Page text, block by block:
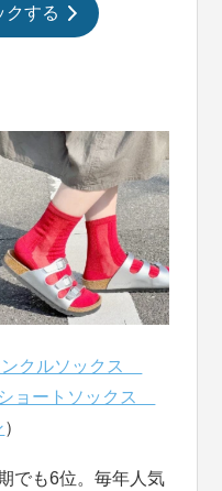
クする
クルソックス
ョートソックス
）
でも6位。毎年人気